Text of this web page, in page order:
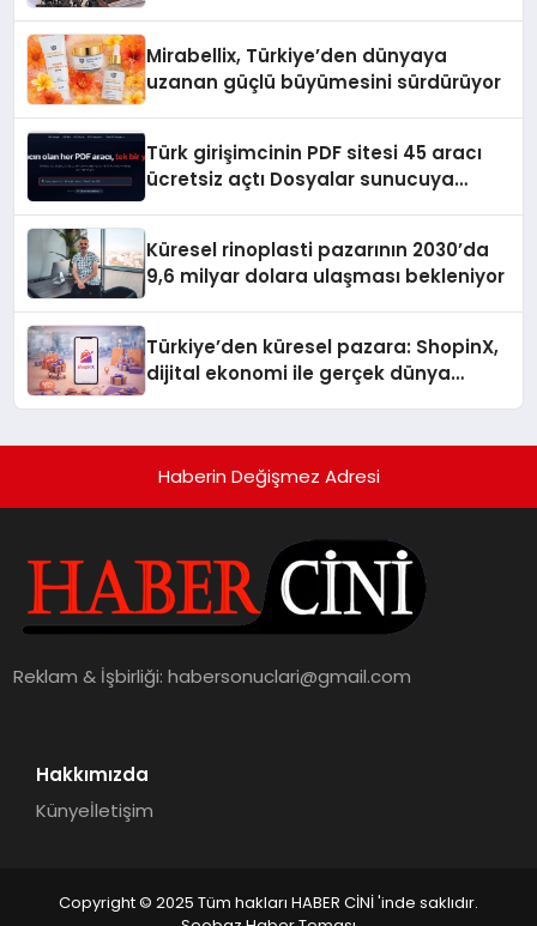
Mirabellix, Türkiye’den dünyaya
uzanan güçlü büyümesini sürdürüyor
Türk girişimcinin PDF sitesi 45 aracı
ücretsiz açtı Dosyalar sunucuya
Küresel rinoplasti pazarının 2030’da
9,6 milyar dolara ulaşması bekleniyor
Türkiye’den küresel pazara: ShopinX,
dijital ekonomi ile gerçek dünya
Haberin Değişmez Adresi
Reklam & İşbirliği:habersonuclari@gmail.com
Hakkımızda
Künyeİletişim
Copyright © 2025 Tüm hakları HABER CİNİ 'inde saklıdır.